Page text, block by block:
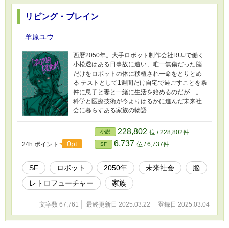
リビング・ブレイン
羊原ユウ
西暦2050年。大手ロボット制作会社RUJで働く
小松透はある日事故に遭い、唯一無傷だった脳
だけをロボットの体に移植され一命をとりとめ
る テストとして1週間だけ自宅で過ごすことを条
件に息子と妻と一緒に生活を始めるのだが…。
科学と医療技術が今よりはるかに進んだ未来社
会に暮らすある家族の物語
24h.ポイント 0pt
小説 228,802 位 / 228,802件
SF 6,737 位 / 6,737件
SF ロボット 2050年 未来社会
脳
レトロフューチャー
家族
文字数 67,761 最終更新日 2025.03.22 登録日 2025.03.04